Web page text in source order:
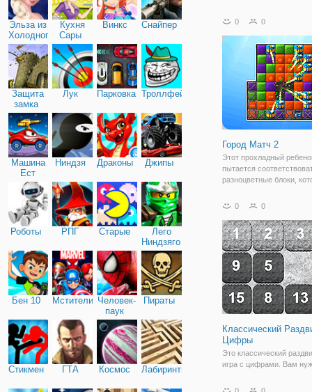
Эльза из
Холодного
сердца
Кухня
Сары
Винкс Снайпер
Защита
замка
Лук Парковка Троллфейс
Машина
Ест
Машину
Ниндзя Драконы Джипы
Роботы РПГ Старые
Лего
Ниндзяго
Бен 10 Мстители Человек-
паук
Пираты
Стикмен ГТА Космос Лабиринты
уровне общения с
интересах! После этого
0 0
Город Матч 2
Этот прохладный
пытается
разноцветные блоки,
Можете ли вы помочь в
игра-головоломка? Есть
бустеры, которые вы
0 0
Классический
Цифры
Это классический
игра с цифрами. Вам
возрастания. Так
0 0